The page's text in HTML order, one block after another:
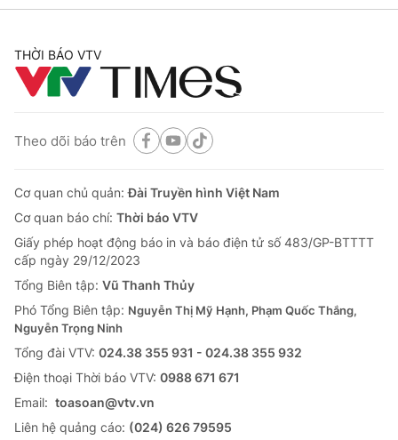
Phó Tổng Biên tập:
Nguyễn Trọng Ninh
Tổng đài VTV:
024.38 355 931 - 024.38 355 932
Email:toasoan@vtv.vn
® Cấm sao chép dưới mọi hình thức nếu không có sự chấp
thuận bằng văn bản. Ghi rõ nguồn VTV.vn khi phát hành lại
THỜI BÁO VTV
Theo dõi báo trên
Cơ quan chủ quản:Đài Truyền hình Việt Nam
Cơ quan báo chí: Thời báo VTV
Giấy phép hoạt động báo in và báo điện tử số 483/GP-BTTTT
cấp ngày 29/12/2023
Tổng Biên tập: Vũ Thanh Thủy
Phó Tổng Biên tập: Nguyễn Thị Mỹ Hạnh, Phạm Quốc Thắng,
Nguyễn Trọng Ninh
Tổng đài VTV: 024.38 355 931 - 024.38 355 932
Ðiện thoại Thời báo VTV: 0988 671 671
Email: toasoan@vtv.vn
Liên hệ quảng cáo: (024) 626 79595